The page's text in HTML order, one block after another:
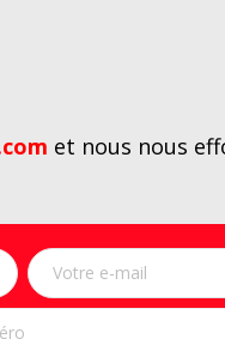
et nous nous